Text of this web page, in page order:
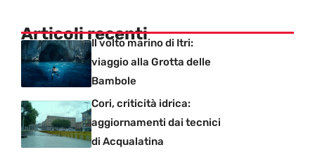
Articoli recenti
Il volto marino di Itri:
viaggio alla Grotta delle
Bambole
Cori, criticità idrica:
aggiornamenti dai tecnici
di Acqualatina